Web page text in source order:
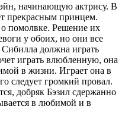
начинающую актрису. В
прекрасным принцем.
помолвке. Решение их
у обоих, но они все
Сибилла должна играть
играть влюбленную, она
в жизни. Играет она в
следует громкий провал.
добряк Бэзил сдержанно
в любимой и в